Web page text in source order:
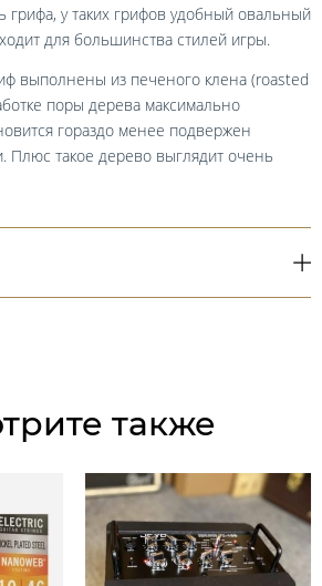
у таких грифов удобный овальный
для большинства стилей игры.
выполнены из печеного клена (roasted
поры дерева максимально
гораздо менее подвержен
Плюс такое дерево выглядит очень
также